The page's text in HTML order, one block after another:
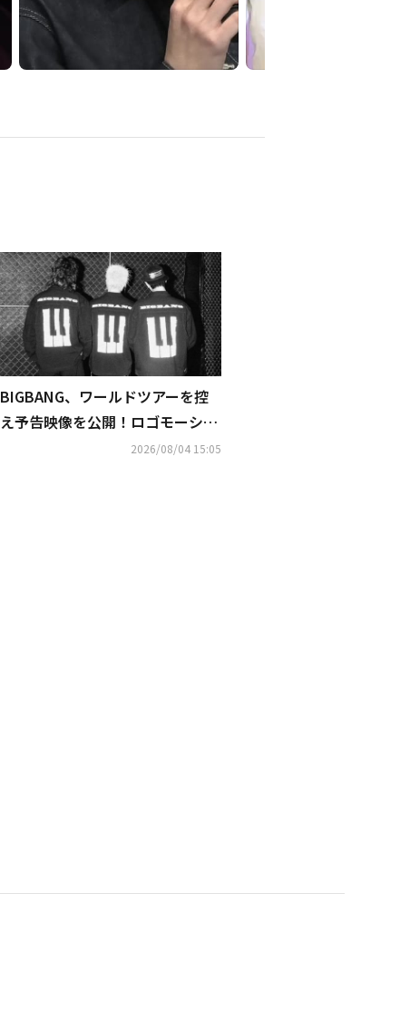
BIGBANG、ワールドツアーを控
え予告映像を公開！ロゴモーショ
ンの意味・世界観に注目2026/08/04 15:05